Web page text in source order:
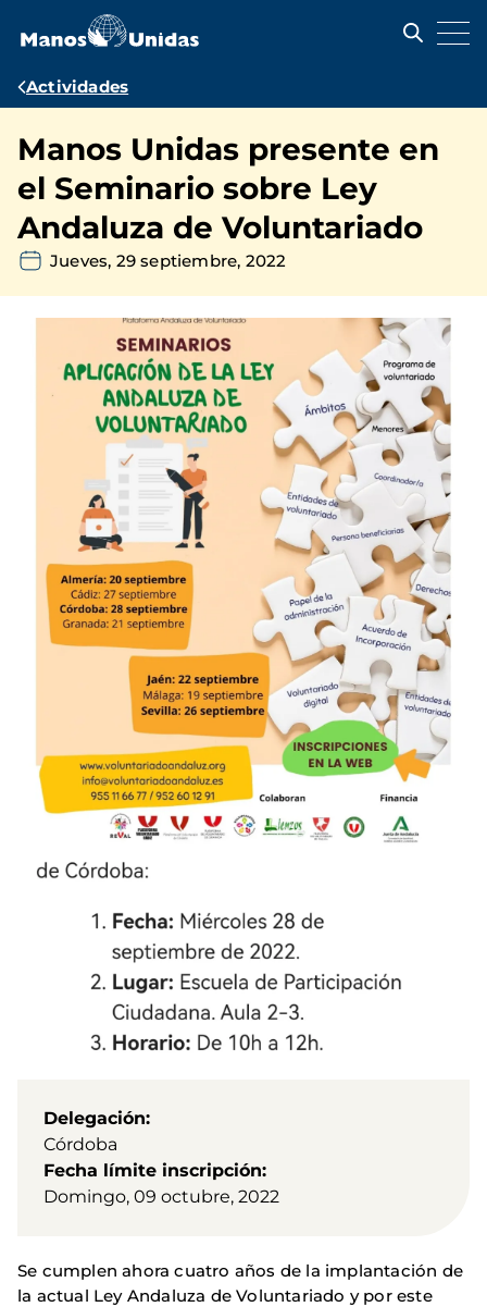
contenido
Ruta
navegación
Actividades
Manos Unidas presente en
el Seminario sobre Ley
Andaluza de Voluntariado
Jueves, 29 septiembre, 2022
Delegación
Córdoba
Fecha límite inscripción
Domingo, 09 octubre, 2022
Se cumplen ahora cuatro años de la implantación de
la actual Ley Andaluza de Voluntariado y por este